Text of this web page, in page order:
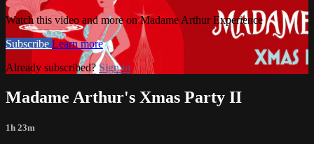
Watch this video and more on Madame Arthur Experience
Subscribe Learn more
Already subscribed? Sign in
Madame Arthur's Xmas Party II
1h 23m